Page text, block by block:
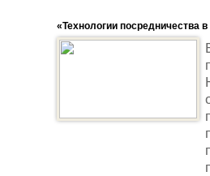
«Технологии посредничества